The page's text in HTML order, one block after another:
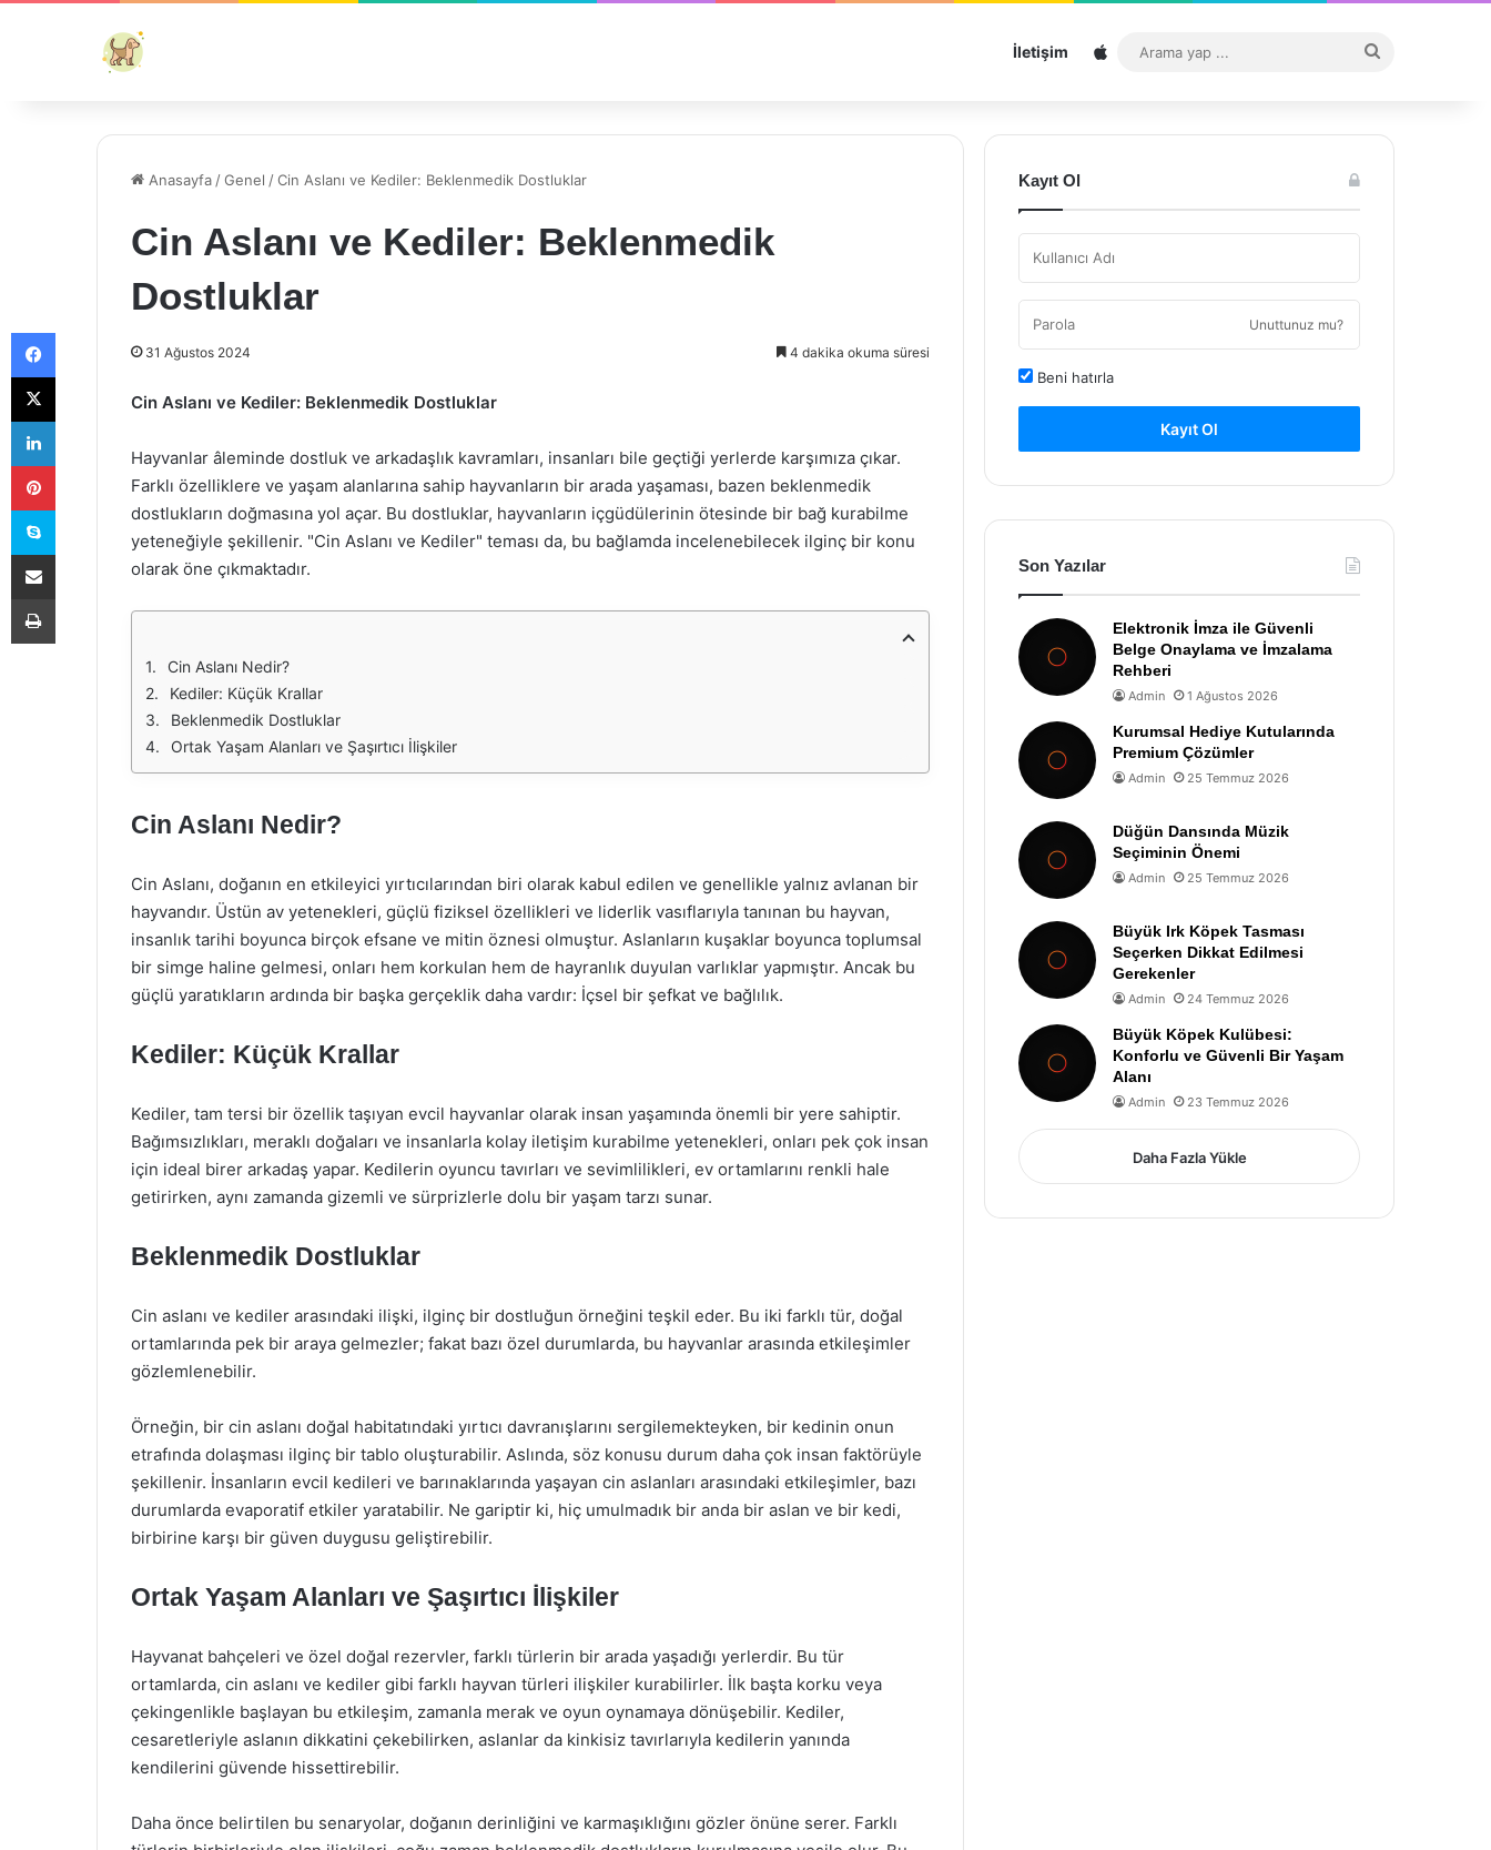
İletişim Sitemap
...
Anasayfa /Genel /Cin Aslanı ve Kediler: Beklenmedik Dostluklar
Cin Aslanı ve Kediler: Beklenmedik
Dostluklar
31 Ağustos 2024 4 dakika okuma süresi
Cin Aslanı ve Kediler: Beklenmedik Dostluklar
Hayvanlar âleminde dostluk ve arkadaşlık kavramları, insanları bile geçtiği yerlerde karşımıza çıkar.
Farklı özelliklere ve yaşam alanlarına sahip hayvanların bir arada yaşaması, bazen beklenmedik
dostlukların doğmasına yol açar. Bu dostluklar, hayvanların içgüdülerinin ötesinde bir bağ kurabilme
yeteneğiyle şekillenir. "Cin Aslanı ve Kediler" teması da, bu bağlamda incelenebilecek ilginç bir konu
olarak öne çıkmaktadır.
Cin Aslanı Nedir?
Kediler: Küçük Krallar
Beklenmedik Dostluklar
Ortak Yaşam Alanları ve Şaşırtıcı İlişkiler
Cin Aslanı Nedir?
Cin Aslanı, doğanın en etkileyici yırtıcılarından biri olarak kabul edilen ve genellikle yalnız avlanan bir
hayvandır. Üstün av yetenekleri, güçlü fiziksel özellikleri ve liderlik vasıflarıyla tanınan bu hayvan,
insanlık tarihi boyunca birçok efsane ve mitin öznesi olmuştur. Aslanların kuşaklar boyunca toplumsal
bir simge haline gelmesi, onları hem korkulan hem de hayranlık duyulan varlıklar yapmıştır. Ancak bu
güçlü yaratıkların ardında bir başka gerçeklik daha vardır: İçsel bir şefkat ve bağlılık.
Kediler: Küçük Krallar
Kediler, tam tersi bir özellik taşıyan evcil hayvanlar olarak insan yaşamında önemli bir yere sahiptir.
Bağımsızlıkları, meraklı doğaları ve insanlarla kolay iletişim kurabilme yetenekleri, onları pek çok insan
için ideal birer arkadaş yapar. Kedilerin oyuncu tavırları ve sevimlilikleri, ev ortamlarını renkli hale
getirirken, aynı zamanda gizemli ve sürprizlerle dolu bir yaşam tarzı sunar.
Beklenmedik Dostluklar
Cin aslanı ve kediler arasındaki ilişki, ilginç bir dostluğun örneğini teşkil eder. Bu iki farklı tür, doğal
ortamlarında pek bir araya gelmezler; fakat bazı özel durumlarda, bu hayvanlar arasında etkileşimler
gözlemlenebilir.
Örneğin, bir cin aslanı doğal habitatındaki yırtıcı davranışlarını sergilemekteyken, bir kedinin onun
etrafında dolaşması ilginç bir tablo oluşturabilir. Aslında, söz konusu durum daha çok insan faktörüyle
şekillenir. İnsanların evcil kedileri ve barınaklarında yaşayan cin aslanları arasındaki etkileşimler, bazı
durumlarda evaporatif etkiler yaratabilir. Ne gariptir ki, hiç umulmadık bir anda bir aslan ve bir kedi,
birbirine karşı bir güven duygusu geliştirebilir.
Ortak Yaşam Alanları ve Şaşırtıcı İlişkiler
Hayvanat bahçeleri ve özel doğal rezervler, farklı türlerin bir arada yaşadığı yerlerdir. Bu tür
ortamlarda, cin aslanı ve kediler gibi farklı hayvan türleri ilişkiler kurabilirler. İlk başta korku veya
çekingenlikle başlayan bu etkileşim, zamanla merak ve oyun oynamaya dönüşebilir. Kediler,
cesaretleriyle aslanın dikkatini çekebilirken, aslanlar da kinkisiz tavırlarıyla kedilerin yanında
kendilerini güvende hissettirebilir.
Daha önce belirtilen bu senaryolar, doğanın derinliğini ve karmaşıklığını gözler önüne serer. Farklı
Kayıt Ol
Unuttunuz mu?
Beni hatırla
Kayıt Ol
Son Yazılar
Elektronik İmza ile Güvenli
Belge Onaylama ve İmzalama
Rehberi
Admin 1 Ağustos 2026
Kurumsal Hediye Kutularında
Premium Çözümler
Admin 25 Temmuz 2026
Düğün Dansında Müzik
Seçiminin Önemi
Admin 25 Temmuz 2026
Büyük Irk Köpek Tasması
Seçerken Dikkat Edilmesi
Gerekenler
Admin 24 Temmuz 2026
Büyük Köpek Kulübesi:
Konforlu ve Güvenli Bir Yaşam
Alanı
Admin 23 Temmuz 2026
Daha Fazla Yükle
Facebook
X
LinkedIn
Pinterest
Skype
E-Posta ile paylaş